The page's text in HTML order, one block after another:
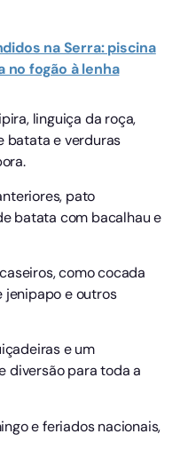
na Serra: piscina
no fogão à lenha
linguiça da roça,
batata e verduras
pato
batata com bacalhau e
como cocada
jenipapo e outros
e um
diversão para toda a
e feriados nacionais,